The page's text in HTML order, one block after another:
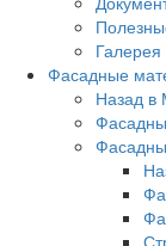
Галерея
Фасадные
Назад